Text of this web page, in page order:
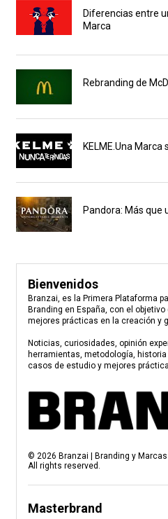
Diferencias entre
Marca
Rebranding de
KELME.Una Marca
Pandora: Más que
Bienvenidos
Branzai, es la Primera Plataforma
Branding en España, con el
mejores prácticas en la creación y
Noticias, curiosidades, opinión
herramientas, metodología,
casos de estudio y mejores
© 2026 Branzai | Branding y Marcas
All rights reserved.
Masterbrand